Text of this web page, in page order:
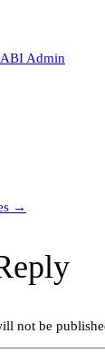
ABI Admin
→
not be